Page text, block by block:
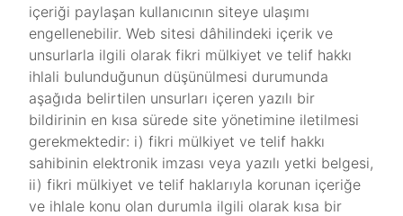
içeriği paylaşan kullanıcının siteye ulaşımı
engellenebilir. Web sitesi dâhilindeki içerik ve
unsurlarla ilgili olarak fikri mülkiyet ve telif hakkı
ihlali bulunduğunun düşünülmesi durumunda
aşağıda belirtilen unsurları içeren yazılı bir
bildirinin en kısa sürede site yönetimine iletilmesi
gerekmektedir: i) fikri mülkiyet ve telif hakkı
sahibinin elektronik imzası veya yazılı yetki belgesi,
ii) fikri mülkiyet ve telif haklarıyla korunan içeriğe
ve ihlale konu olan durumla ilgili olarak kısa bir